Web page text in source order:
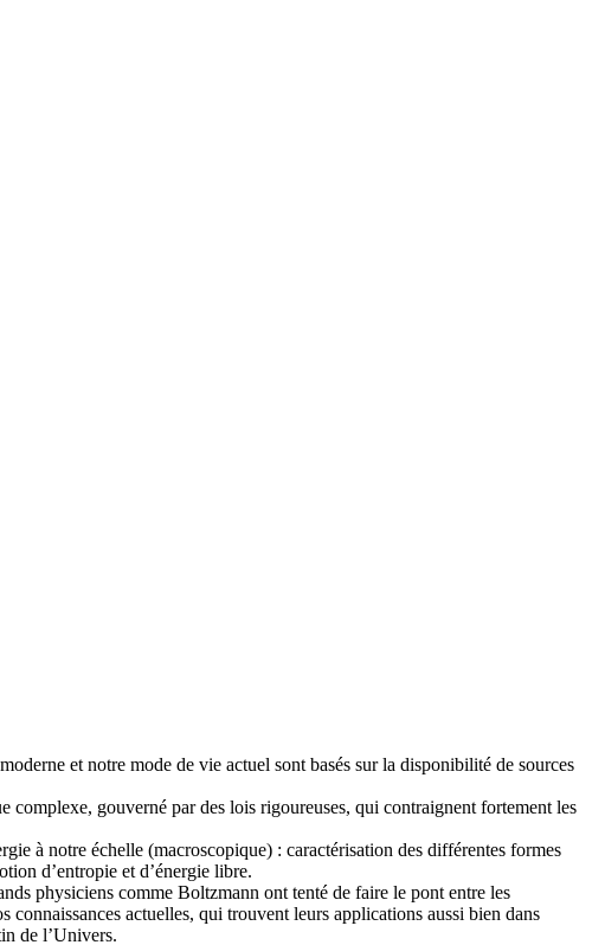
et notre mode de vie actuel sont basés sur la disponibilité de sources
complexe, gouverné par des lois rigoureuses, qui contraignent fortement les
à notre échelle (macroscopique) : caractérisation des différentes formes
d’entropie et d’énergie libre.
physiciens comme Boltzmann ont tenté de faire le pont entre les
connaissances actuelles, qui trouvent leurs applications aussi bien dans
de l’Univers.